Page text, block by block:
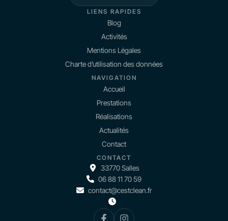
LIENS RAPIDES
Blog
Activités
Mentions Légales
Charte d’utilisation des données
NAVIGATION
Accueil
Prestations
Réalisations
Actualités
Contact
CONTACT
33770 Salles
06 88 11 70 59
contact@cestclean.fr